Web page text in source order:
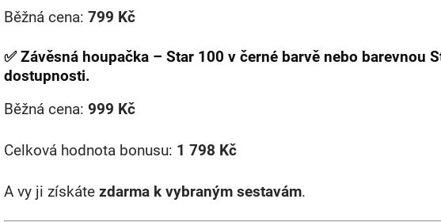
Běžná cena: 799 Kč
✅ Závěsná houpačka – Star 100 v černé barvě nebo barevnou
dostupnosti.
Běžná cena: 999 Kč
Celková hodnota bonusu: 1 798 Kč
A vy ji získáte zdarma k vybraným sestavám.